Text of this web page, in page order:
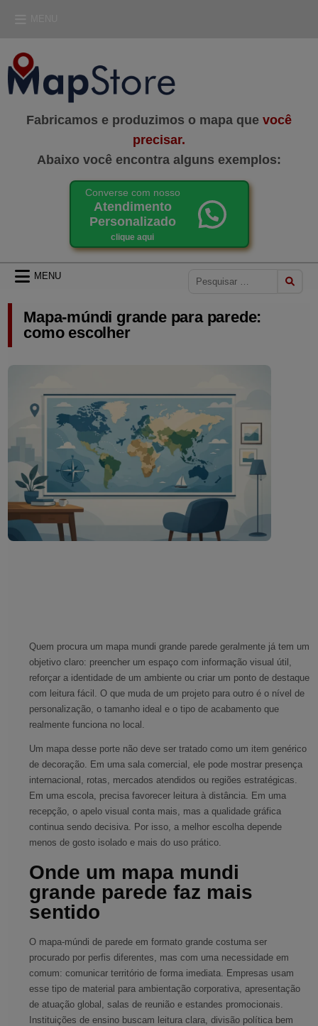
Fabricamos e produzimos o mapa que você
precisar.
Abaixo você encontra alguns exemplos:
Converse com nosso
Atendimento
Personalizado
clique aqui
MENU
Pesquisar
Mapa-múndi grande para parede:
como escolher
Quem procura um mapa mundi grande parede geralmente já tem um
objetivo claro: preencher um espaço com informação visual útil,
reforçar a identidade de um ambiente ou criar um ponto de destaque
com leitura fácil. O que muda de um projeto para outro é o nível de
personalização, o tamanho ideal e o tipo de acabamento que
realmente funciona no local.
Um mapa desse porte não deve ser tratado como um item genérico
de decoração. Em uma sala comercial, ele pode mostrar presença
internacional, rotas, mercados atendidos ou regiões estratégicas.
Em uma escola, precisa favorecer leitura à distância. Em uma
recepção, o apelo visual conta mais, mas a qualidade gráfica
continua sendo decisiva. Por isso, a melhor escolha depende
menos de gosto isolado e mais do uso prático.
Onde um mapa mundi
grande parede faz mais
sentido
O mapa-múndi de parede em formato grande costuma ser
procurado por perfis diferentes, mas com uma necessidade em
comum: comunicar território de forma imediata. Empresas usam
esse tipo de material para ambientação corporativa, apresentação
de atuação global, salas de reunião e estandes promocionais.
Instituições de ensino buscam leitura clara, divisão política bem